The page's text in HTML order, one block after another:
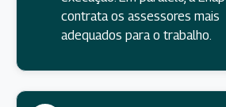
contrata os assessores mais
adequados para o trabalho.